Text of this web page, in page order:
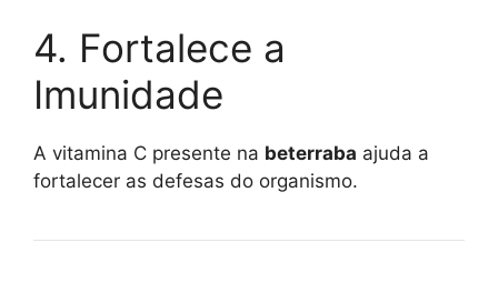
4. Fortalece a
Imunidade
A vitamina C presente na beterraba ajuda a
fortalecer as defesas do organismo.